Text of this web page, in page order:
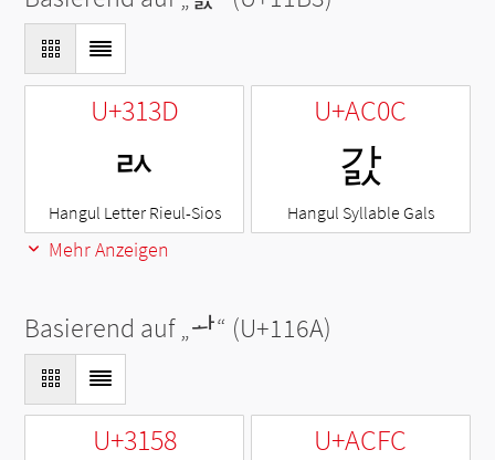
U+313D
ㄽ
Hangul Letter Rieul-Sios
U+AC0C
갌
Hangul Syllable Gals
Mehr Anzeigen
Basierend auf „ᅪ“ (U+116A)
U+3158 U+ACFC